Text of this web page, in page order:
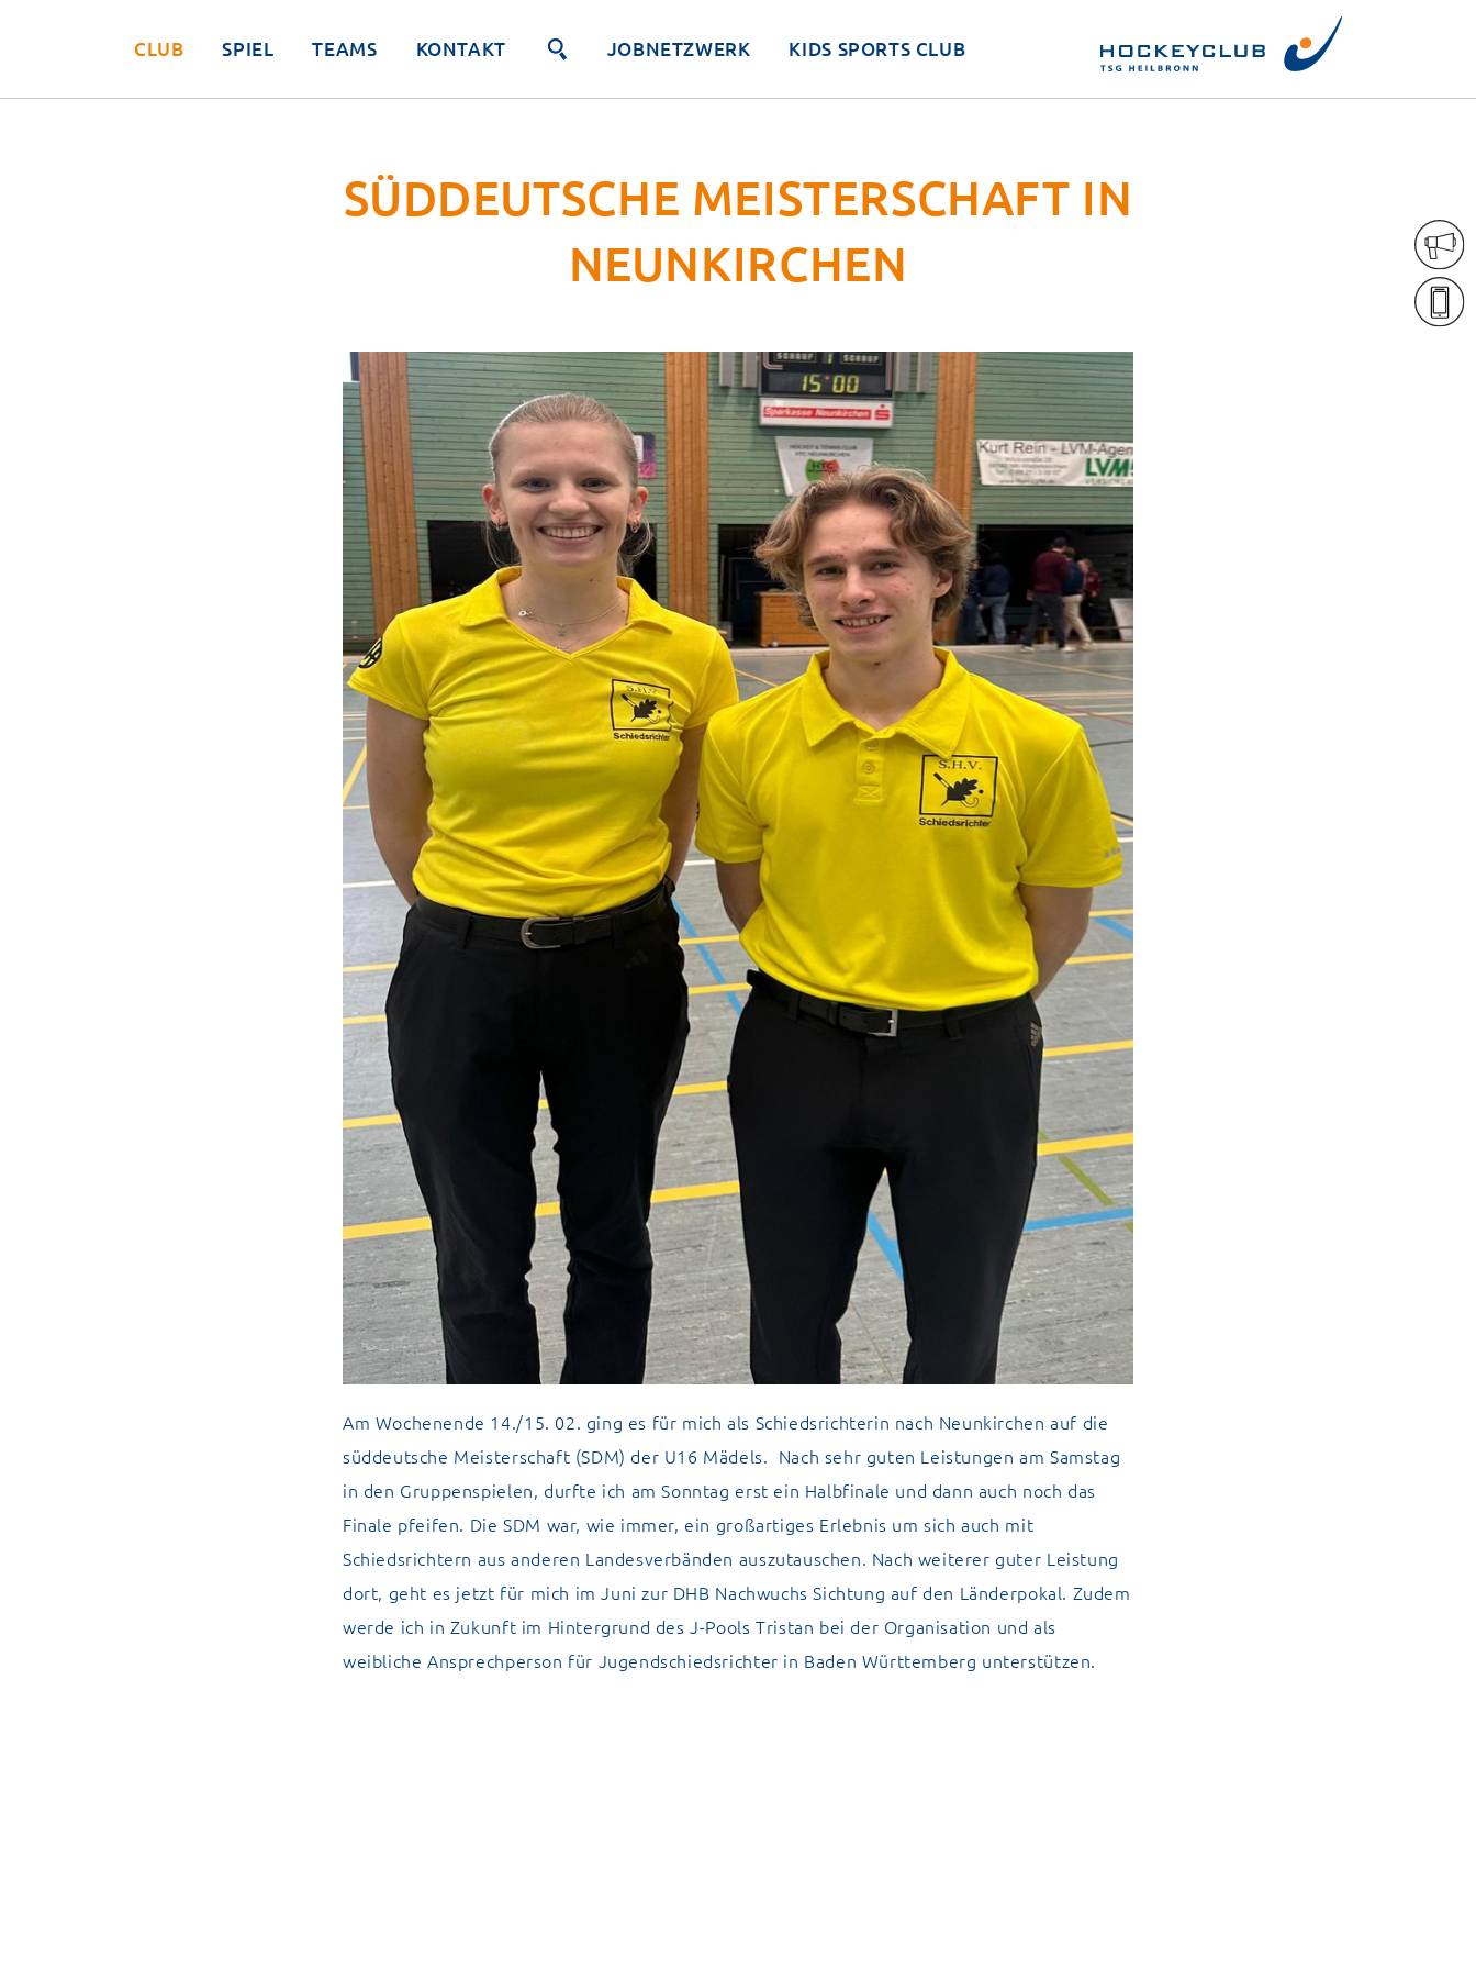
CLUB SPIEL TEAMS KONTAKT JOBNETZWERK KIDS SPORTS CLUB
SÜDDEUTSCHE MEISTERSCHAFT IN
NEUNKIRCHEN
Am Wochenende 14./15. 02. ging es für mich als Schiedsrichterin nach Neunkirchen auf die
süddeutsche Meisterschaft (SDM) der U16 Mädels. Nach sehr guten Leistungen am Samstag
in den Gruppenspielen, durfte ich am Sonntag erst ein Halbfinale und dann auch noch das
Finale pfeifen. Die SDM war, wie immer, ein großartiges Erlebnis um sich auch mit
Schiedsrichtern aus anderen Landesverbänden auszutauschen. Nach weiterer guter Leistung
dort, geht es jetzt für mich im Juni zur DHB Nachwuchs Sichtung auf den Länderpokal. Zudem
werde ich in Zukunft im Hintergrund des J-Pools Tristan bei der Organisation und als
weibliche Ansprechperson für Jugendschiedsrichter in Baden Württemberg unterstützen.